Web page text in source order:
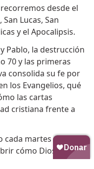
desde el
Lucas, San
y el Apocalipsis.
Pablo, la destrucción
70 y las primeras
consolida su fe por
los Evangelios, qué
las cartas
cristiana frente a
cada martes para
cómo Dios actúa